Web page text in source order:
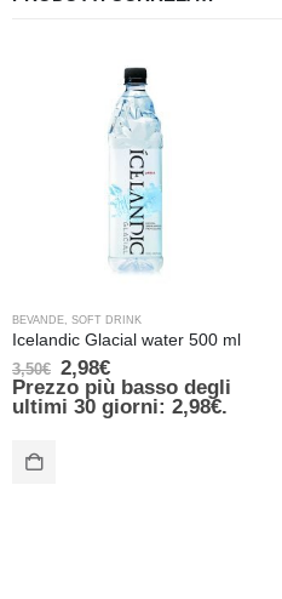
BEVANDE SOFT DRINK
Icelandic Glacial water 500 ml
3,50€ 2,98€
Prezzo più basso degli
ultimi 30 giorni: 2,98€.